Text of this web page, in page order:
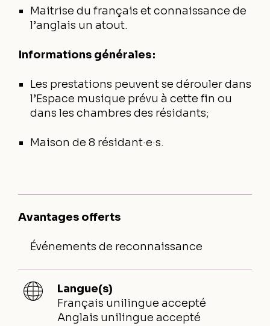
Maitrise du français et connaissance de
l’anglais un atout.
Informations générales :
Les prestations peuvent se dérouler dans
l’Espace musique prévu à cette fin ou
dans les chambres des résidants;
Maison de 8 résidant·e·s.
Avantages offerts
Événements de reconnaissance
Langue(s)
Français unilingue accepté
Anglais unilingue accepté